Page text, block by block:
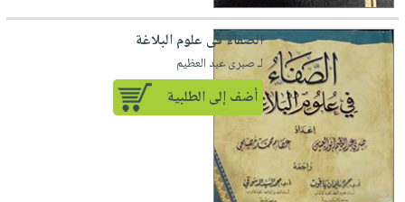
الصفاء فى علوم البلاغة
لـ صبرى عبد العظيم
أضف إلى الطلبية